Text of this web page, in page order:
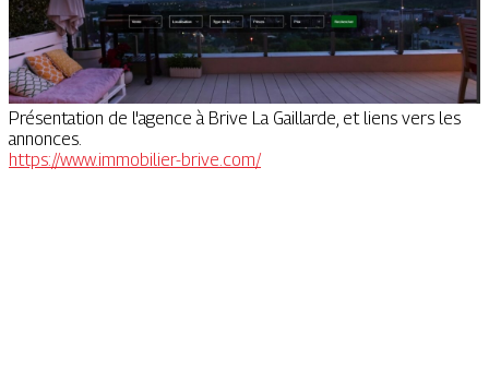
Présentation de l'agence à Brive La Gaillarde, et liens vers les
annonces.
https://www.immobilier-brive.com/